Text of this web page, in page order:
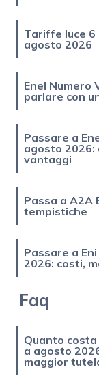
Tariffe luce 6
agosto 2026
Enel Numero
parlare con
Passare a
agosto
vantaggi
Passa a A2A
tempistiche
Passare a
2026: costi,
Faq
Quanto costa
a agosto
maggior